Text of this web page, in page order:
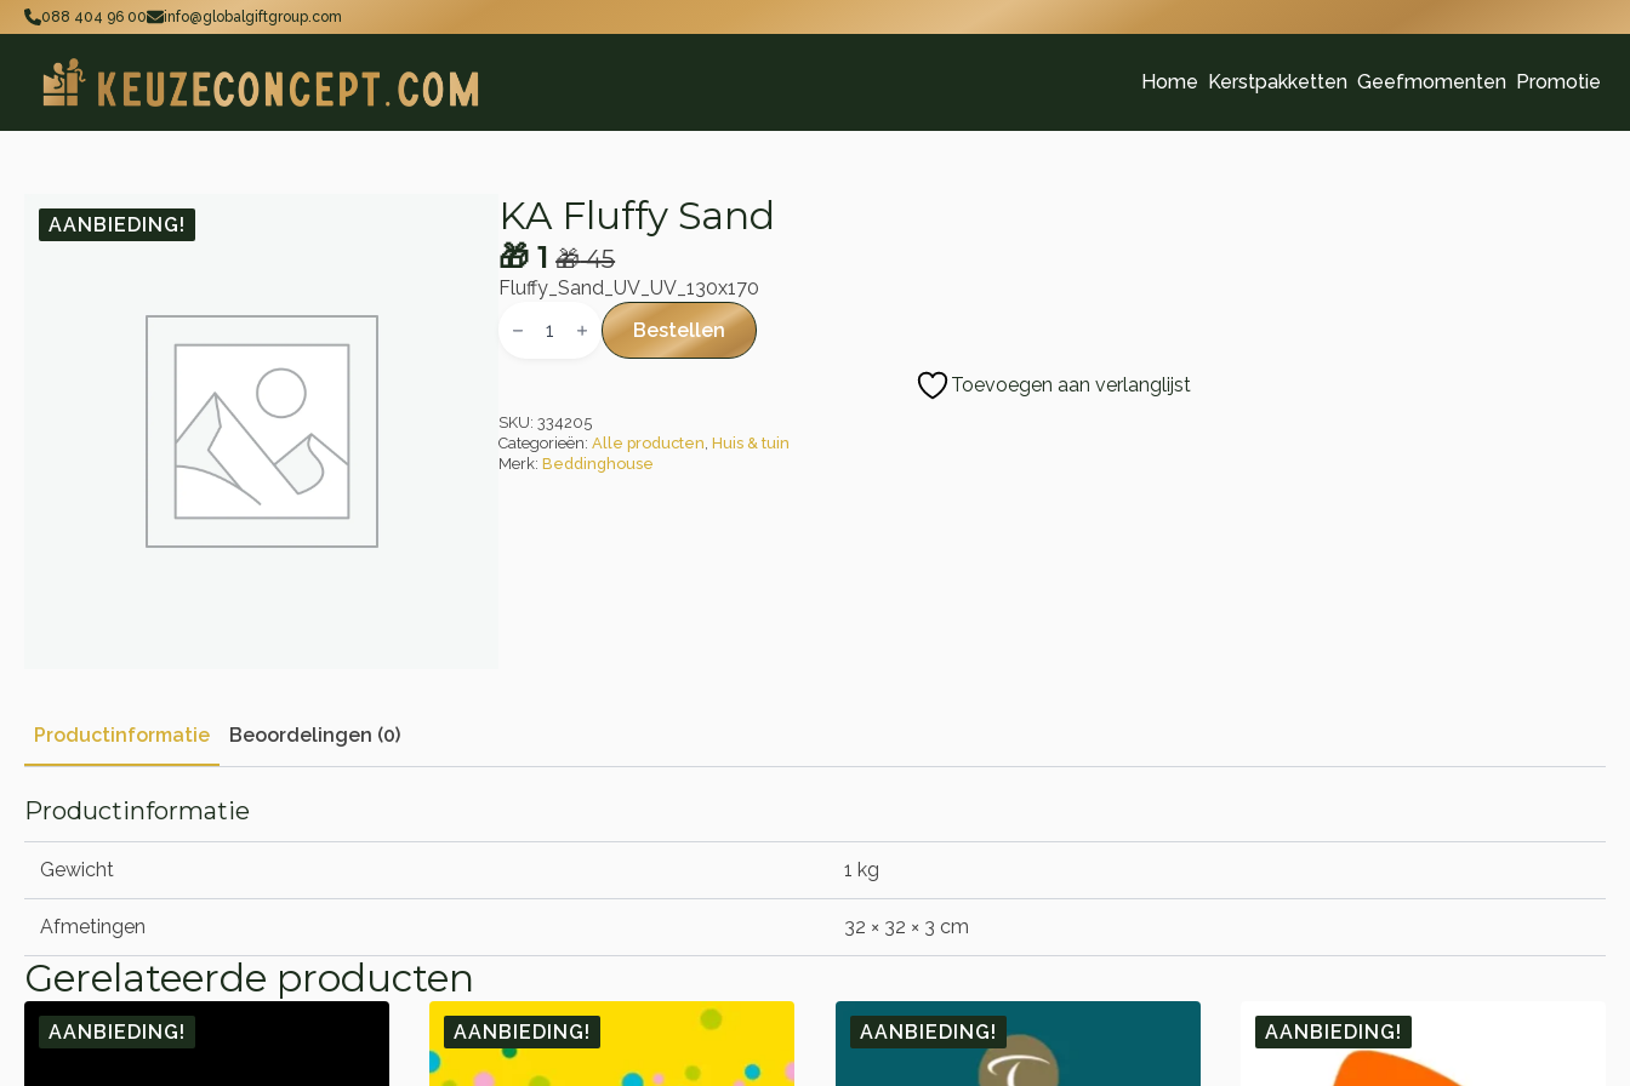
088 404 96 00 info@globalgiftgroup.com
Home Kerstpakketten Geefmomenten Promotie
AANBIEDING! KA Fluffy Sand
🎁45
Oorspronkelijke
prijs
was:
🎁 1
Huidige
prijs
Fluffy_Sand_UV_UV_130x170
Fluffy
Bestellen
Toevoegen aan verlanglijst
SKU:334205
Categorieën:Alle producten,Huis & tuin
Merk:Beddinghouse
Productinformatie Beoordelingen (0)
Productinformatie
Gewicht 1 kg
Afmetingen 32 × 32 × 3 cm
Gerelateerde producten
AANBIEDING! AANBIEDING! AANBIEDING! AANBIEDING!